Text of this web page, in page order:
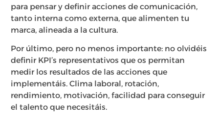
para pensar y definir acciones de comunicación,
tanto interna como externa, que alimenten tu
marca, alineada a la cultura.
Por último, pero no menos importante: no olvidéis
definir KPI’s representativos que os permitan
medir los resultados de las acciones que
implementáis. Clima laboral, rotación,
rendimiento, motivación, facilidad para conseguir
el talento que necesitáis.